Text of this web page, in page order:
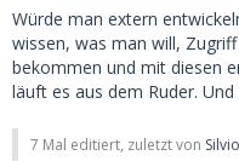
Würde man extern
wissen, was man will,
bekommen und mit diesen
läuft es aus dem Ruder.
7 Mal editiert, zuletzt von